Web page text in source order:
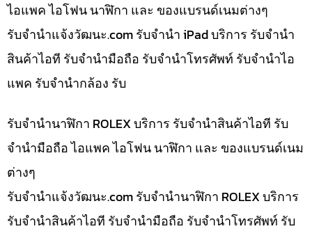
ไอแพค ไอโฟน นาฬิกา และ ของแบรนด์เนมต่างๆ
รับจํานําแจ้งวัฒนะ.com รับจำนำ iPad บริการ รับจำนำ
สินค้าไอที รับจำนำมือถือ รับจำนำโทรศัพท์ รับจำนำไอ
แพค รับจำนำกล้อง รับ
รับจำนำนาฬิกา ROLEX บริการ รับจำนำสินค้าไอที รับ
จำนำมือถือ ไอแพค ไอโฟน นาฬิกา และ ของแบรนด์เนม
ต่างๆ
รับจํานําแจ้งวัฒนะ.com รับจำนำนาฬิกา ROLEX บริการ
รับจำนำสินค้าไอที รับจำนำมือถือ รับจำนำโทรศัพท์ รับ